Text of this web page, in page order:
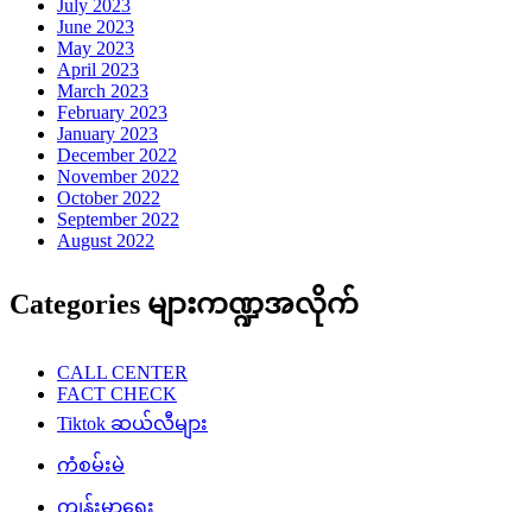
July 2023
June 2023
May 2023
April 2023
March 2023
February 2023
January 2023
December 2022
November 2022
October 2022
September 2022
August 2022
Categories များကဏ္ဍအလိုက်
CALL CENTER
FACT CHECK
Tiktok ဆယ်လီများ
ကံစမ်းမဲ
ကျန်းမာရေး